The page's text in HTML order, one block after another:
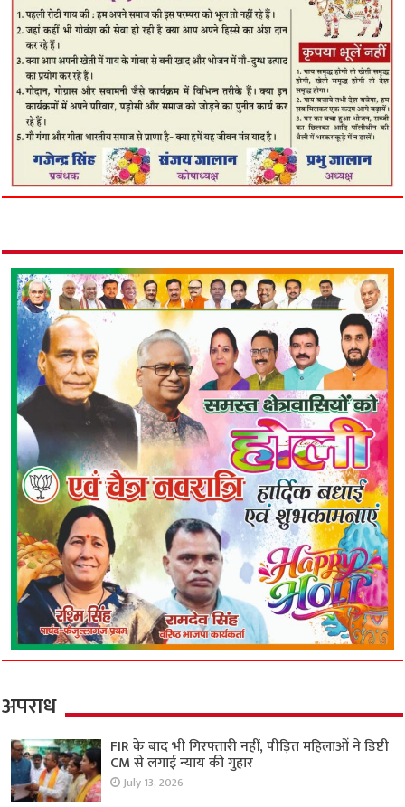
अपराध
FIR के बाद भी गिरफ्तारी नहीं, पीड़ित महिलाओं ने डिप्टी
CM से लगाई न्याय की गुहार
July 13, 2026